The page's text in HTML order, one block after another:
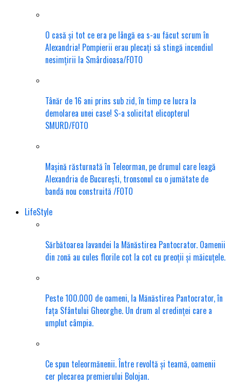
O casă și tot ce era pe lângă ea s-au făcut scrum în
Alexandria! Pompierii erau plecați să stingă incendiul
nesimțirii la Smârdioasa/FOTO
Tânăr de 16 ani prins sub zid, în timp ce lucra la
demolarea unei case! S-a solicitat elicopterul
SMURD/FOTO
Mașină răsturnată în Teleorman, pe drumul care leagă
Alexandria de București, tronsonul cu o jumătate de
bandă nou construită /FOTO
LifeStyle
Sărbătoarea lavandei la Mănăstirea Pantocrator. Oamenii
din zonă au cules florile cot la cot cu preoții și măicuțele.
Peste 100.000 de oameni, la Mănăstirea Pantocrator, în
fața Sfântului Gheorghe. Un drum al credinței care a
umplut câmpia.
Ce spun teleormănenii. Între revoltă și teamă, oamenii
cer plecarea premierului Bolojan.